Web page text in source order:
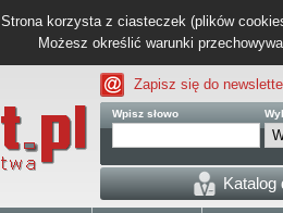
Strona korzysta z ciasteczek (plików
Możesz określić warunki
Zapisz się do
Wpisz słowo
Katalog